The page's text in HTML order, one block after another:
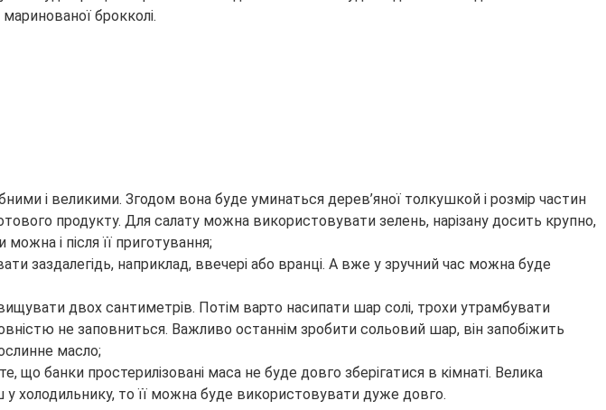
брокколі.
і великими. Згодом вона буде уминаться дерев’яної толкушкой і розмір частин
продукту. Для салату можна використовувати зелень, нарізану досить крупно,
і після її приготування;
заздалегідь, наприклад, ввечері або вранці. А вже у зручний час можна буде
двох сантиметрів. Потім варто насипати шар солі, трохи утрамбувати
не заповниться. Важливо останнім зробити сольовий шар, він запобіжить
масло;
банки простерилізовані маса не буде довго зберігатися в кімнаті. Велика
у холодильнику, то її можна буде використовувати дуже довго.